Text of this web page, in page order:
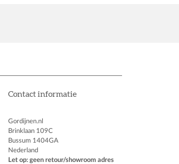
Contact informatie
Gordijnen.nl
Brinklaan 109C
Bussum 1404GA
Nederland
Let op: geen retour/showroom adres